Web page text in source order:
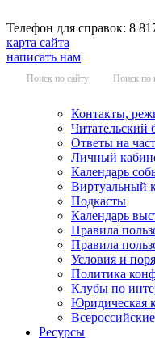
Телефон для справок: 8
карта сайта
написать нам
Поиск по сайту Поиск по
Контакты,
Ответы на
Личный
Календарь
Виртуальный
Подкасты
Календарь
Правила
Правила
Условия и
Политика
Клубы по
Юридическая
Ресурсы